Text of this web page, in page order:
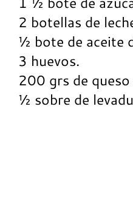
2 botellas de
½ bote de aceite
3 huevos.
200 grs de
½ sobre de